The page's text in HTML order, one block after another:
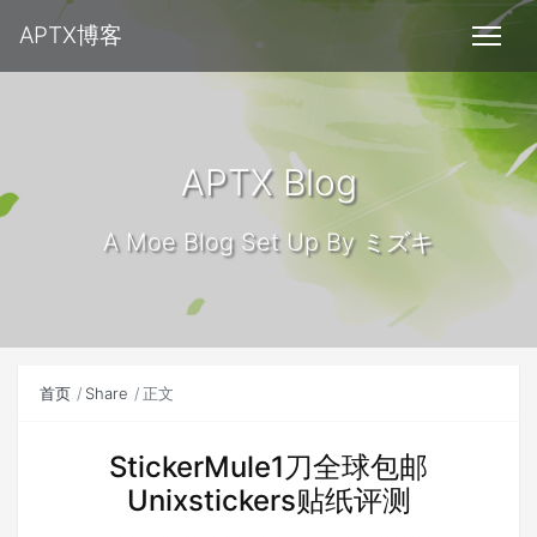
APTX博客
APTX Blog
A Moe Blog Set Up By ミズキ
首页 Share 正文
StickerMule1刀全球包邮
Unixstickers贴纸评测